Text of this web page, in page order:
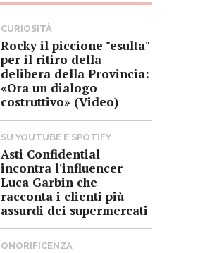
CURIOSITÀ
Rocky il piccione "esulta"
per il ritiro della
delibera della Provincia:
«Ora un dialogo
costruttivo» (Video)
SU YOUTUBE E SPOTIFY
Asti Confidential
incontra l'influencer
Luca Garbin che
racconta i clienti più
assurdi dei supermercati
ONORIFICENZA